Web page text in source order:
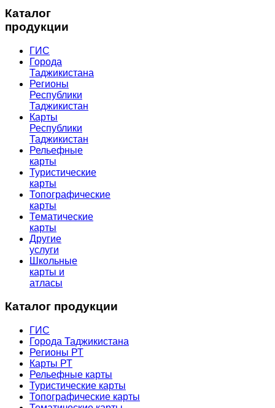
Каталог
продукции
ГИС
Города
Таджикистана
Регионы
Республики
Таджикистан
Карты
Республики
Таджикистан
Рельефные
карты
Туристические
карты
Топографические
карты
Тематические
карты
Другие
услуги
Школьные
карты и
атласы
Каталог продукции
ГИС
Города Таджикистана
Регионы РТ
Карты РТ
Рельефные карты
Туристические карты
Топографические карты